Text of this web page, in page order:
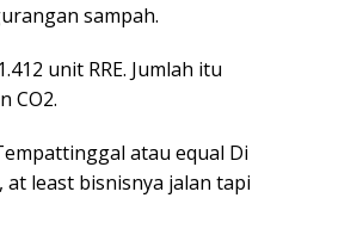
sampah.
unit RRE. Jumlah itu
CO2.
atau equal Di
least bisnisnya jalan tapi